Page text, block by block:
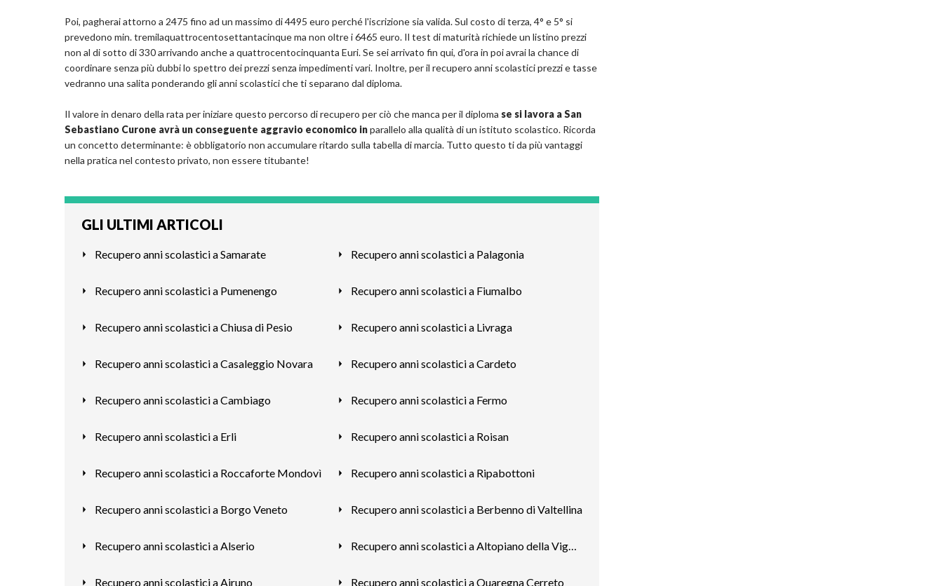
Poi, pagherai attorno a 2475 fino ad un massimo di 4495 euro perché l'iscrizione sia valida. Sul costo di terza, 4° e 5° si
prevedono min. tremilaquattrocentosettantacinque ma non oltre i 6465 euro. Il test di maturità richiede un listino prezzi
non al di sotto di 330 arrivando anche a quattrocentocinquanta Euri. Se sei arrivato fin qui, d'ora in poi avrai la chance di
coordinare senza più dubbi lo spettro dei prezzi senza impedimenti vari. Inoltre, per il recupero anni scolastici prezzi e tasse
vedranno una salita ponderando gli anni scolastici che ti separano dal diploma.
Il valore in denaro della rata per iniziare questo percorso di recupero per ciò che manca per il diploma se si lavora a San
Sebastiano Curone avrà un conseguente aggravio economico inparallelo alla qualità di un istituto scolastico. Ricorda
un concetto determinante: è obbligatorio non accumulare ritardo sulla tabella di marcia. Tutto questo ti da più vantaggi
nella pratica nel contesto privato, non essere titubante!
GLI ULTIMI ARTICOLI
Recupero anni scolastici a Samarate Recupero anni scolastici a Palagonia
Recupero anni scolastici a Pumenengo Recupero anni scolastici a Fiumalbo
Recupero anni scolastici a Chiusa di Pesio Recupero anni scolastici a Livraga
Recupero anni scolastici a Casaleggio Novara Recupero anni scolastici a Cardeto
Recupero anni scolastici a Cambiago Recupero anni scolastici a Fermo
Recupero anni scolastici a Erli Recupero anni scolastici a Roisan
Recupero anni scolastici a Roccaforte Mondovì Recupero anni scolastici a Ripabottoni
Recupero anni scolastici a Borgo Veneto Recupero anni scolastici a Berbenno di Valtellina
Recupero anni scolastici a Alserio Recupero anni scolastici a Altopiano della Vigolana
Recupero anni scolastici a Airuno Recupero anni scolastici a Quaregna Cerreto